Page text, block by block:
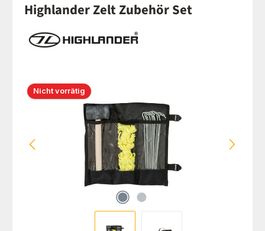
Highlander Zelt Zubehör Set
Bildergalerie überspringen
Nicht vorrätig